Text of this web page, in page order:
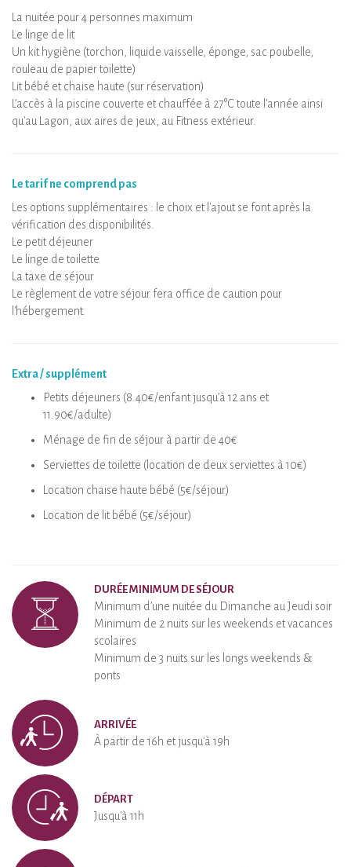
La nuitée pour 4 personnes maximum
Le linge de lit
Un kit hygiène (torchon, liquide vaisselle, éponge, sac poubelle,
rouleau de papier toilette)
Lit bébé et chaise haute (sur réservation)
L’accès à la piscine couverte et chauffée à 27°C toute l’année ainsi
qu'au Lagon, aux aires de jeux, au Fitness extérieur.
Le tarif ne comprend pas
Les options supplémentaires : le choix et l'ajout se font après la
vérification des disponibilités.
Le petit déjeuner
Le linge de toilette
La taxe de séjour
Le règlement de votre séjour fera office de caution pour
l'hébergement.
Extra / supplément
Petits déjeuners (8.40€/enfant jusqu’à 12 ans et
11.90€/adulte)
Ménage de fin de séjour à partir de 40€
Serviettes de toilette (location de deux serviettes à 10€)
Location chaise haute bébé (5€/séjour)
Location de lit bébé (5€/séjour)
DURÉE MINIMUM DE SÉJOUR
Minimum d’une nuitée du Dimanche au Jeudi soir
Minimum de 2 nuits sur les weekends et vacances
scolaires
Minimum de 3 nuits sur les longs weekends &
ponts
ARRIVÉE
À partir de 16h et jusqu'à 19h
DÉPART
Jusqu'à 11h